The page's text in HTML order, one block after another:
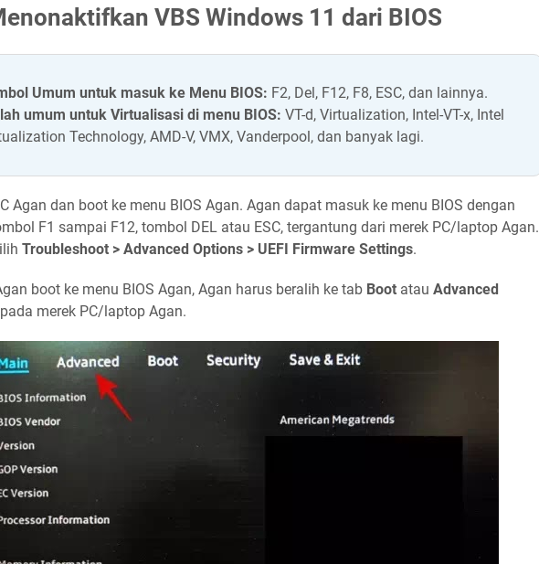
VBS Windows 11 dari BIOS
Umum untuk masuk ke Menu BIOS: F2, Del, F12, F8, ESC, dan lainnya.
umum untuk Virtualisasi di menu BIOS: VT-d, Virtualization, Intel-VT-x, Intel
Technology, AMD-V, VMX, Vanderpool, dan banyak lagi.
Agan dan boot ke menu BIOS Agan. Agan dapat masuk ke menu BIOS dengan
F1 sampai F12, tombol DEL atau ESC, tergantung dari merek PC/laptop Agan.
Troubleshoot > Advanced Options > UEFI Firmware Settings.
boot ke menu BIOS Agan, Agan harus beralih ke tab Boot atau Advanced
merek PC/laptop Agan.